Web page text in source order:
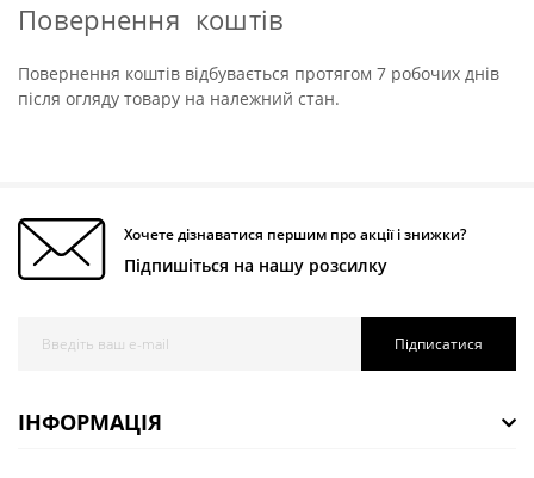
Повернення коштів
Повернення коштів відбувається протягом 7 робочих днів
після огляду товару на належний стан.
Хочете дізнаватися першим про акції і знижки?
Підпишіться на нашу розсилку
Підписатися
ІНФОРМАЦІЯ